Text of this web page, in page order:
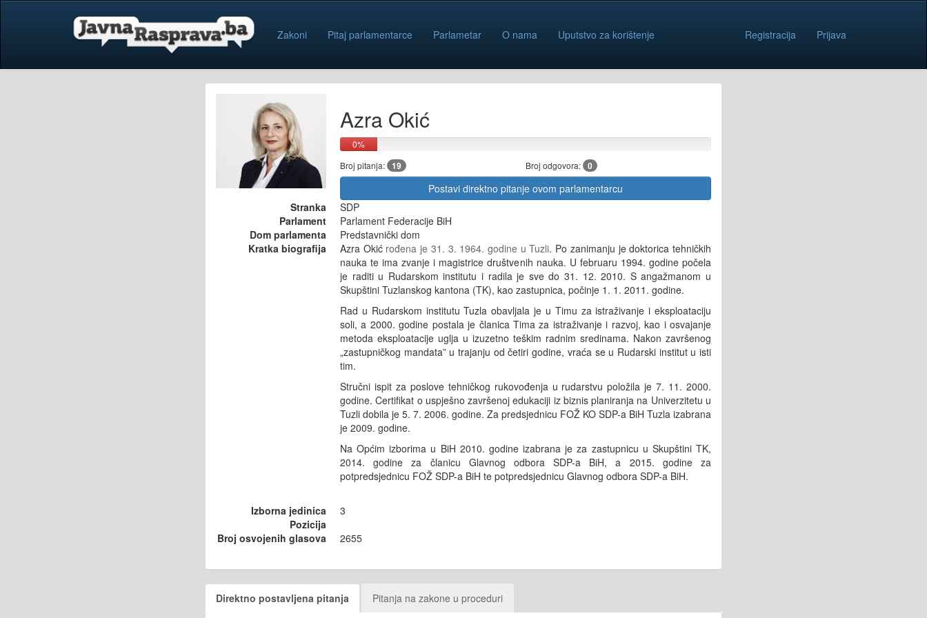
Zakoni Pitaj parlamentarce Parlametar O nama Uputstvo za korištenje Registracija Prijava
Azra Okić
0%
Broj pitanja: 19 Broj odgovora: 0
Postavi direktno pitanje ovom parlamentarcu
Stranka
SDP
Parlament
Parlament Federacije BiH
Dom parlamenta
Predstavnički dom
Kratka biografija
Azra Okić rođena je 31. 3. 1964. godine u Tuzli. Po zanimanju je doktorica tehničkih
nauka te ima zvanje i magistrice društvenih nauka. U februaru 1994. godine počela
je raditi u Rudarskom institutu i radila je sve do 31. 12. 2010. S angažmanom u
Skupštini Tuzlanskog kantona (TK), kao zastupnica, počinje 1. 1. 2011. godine.
Rad u Rudarskom institutu Tuzla obavljala je u Timu za istraživanje i eksploataciju
soli, a 2000. godine postala je članica Tima za istraživanje i razvoj, kao i osvajanje
metoda eksploatacije uglja u izuzetno teškim radnim sredinama. Nakon završenog
„zastupničkog mandata” u trajanju od četiri godine, vraća se u Rudarski institut u isti
tim.
Stručni ispit za poslove tehničkog rukovođenja u rudarstvu položila je 7. 11. 2000.
godine.Certifikat o uspješno završenoj edukaciji iz biznis planiranja na Univerzitetu u
Tuzli dobila je 5. 7. 2006. godine. Za predsjednicu FOŽ KO SDP-a BiH Tuzla izabrana
je 2009. godine.
Na Općim izborima u BiH 2010. godine izabrana je za zastupnicu u Skupštini TK,
2014. godine za članicu Glavnog odbora SDP-a BiH, a 2015. godine za
potpredsjednicu FOŽ SDP-a BiH te potpredsjednicu Glavnog odbora SDP-a BiH.
Izborna jedinica
3
Pozicija
Broj osvojenih glasova
2655
Direktno postavljena pitanja Pitanja na zakone u proceduri